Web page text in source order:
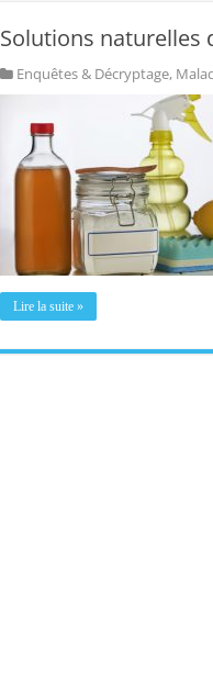
Solutions naturelles
Enquêtes & Décryptage,
Lire la suite »